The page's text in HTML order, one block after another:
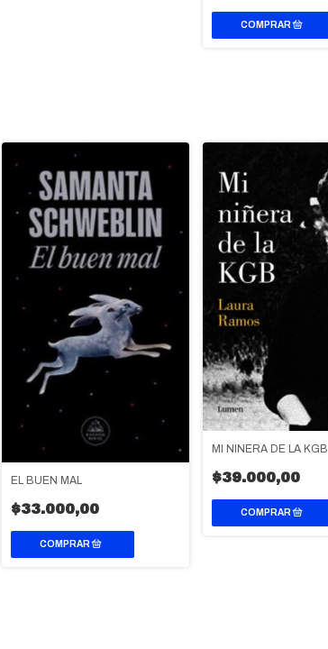
EL BUEN MAL
$33.000,00
MI NIÑERA DE LA KGB
$39.000,00